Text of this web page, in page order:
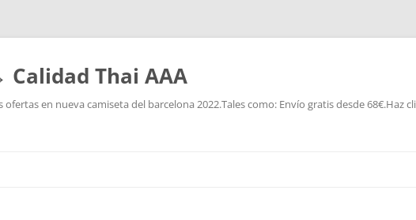
Calidad Thai AAA
en nueva camiseta del barcelona 2022.Tales como: Envío gratis desde 68€.Haz